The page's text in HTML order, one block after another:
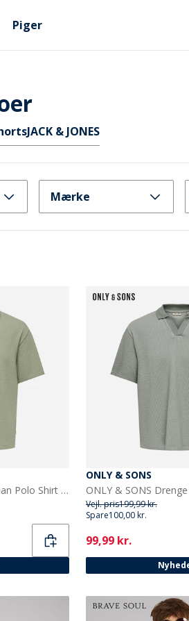
Piger
JACK & JONES
Mærke
ONLY & SONS Drenge Kian Polo Shirt Seagrass
ONLY & SONS
Vejl. pris199,99 kr.
Spare100,00 kr.
Current
99,99 kr.